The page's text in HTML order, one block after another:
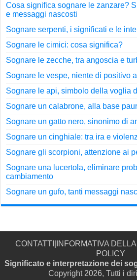
Cosa significa sognare le zanzare?
e messaggi nascosti
Sognare serpenti, i significati e le
Sognare le cimici: cosa significa?
Sognare le zecche, tra angoscia e
Sognare le vespe, niente di positivo
Sognare le api, simbolo della voglia
Sognare un calabrone, alla base
Sognare un gatto nero, sinonimo di
Sognare un cinghiale: tra ira e
Sognare gli scorpioni, attenzione ai
Sognare una lucertola, eliminare
cambiamento
Sognare un gufo, tanti messaggi
CONTATTI INFORMATIVA
POLICY
Significato e interpretazione dei
Copyright 2026, Tutti i